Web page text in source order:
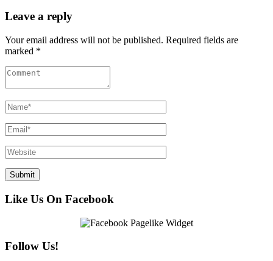
Leave a reply
Your email address will not be published. Required fields are
marked *
Like Us On Facebook
Follow Us!